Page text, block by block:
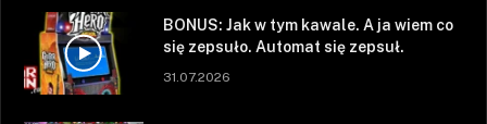
BONUS: Jak w tym kawale. A ja wiem co
się zepsuło. Automat się zepsuł.
31.07.2026